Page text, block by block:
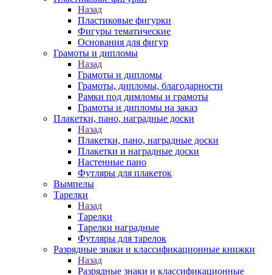
Назад
Пластиковые фигурки
Фигуры тематические
Основания для фигур
Грамоты и дипломы
Назад
Грамоты и дипломы
Грамоты, дипломы, благодарности
Рамки под димломы и грамоты
Грамоты и дипломы на заказ
Плакетки, пано, наградные доски
Назад
Плакетки, пано, наградные доски
Плакетки и наградные доски
Настенные пано
Футляры для плакеток
Вымпелы
Тарелки
Назад
Тарелки
Тарелки наградные
Футляры для тарелок
Разрядные знаки и классификационные книжки
Назад
Разрядные знаки и классификационные